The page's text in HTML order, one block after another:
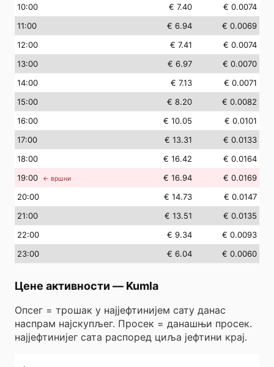
10:00 € 7.40
€ 0.0074
11:00 € 6.94
€ 0.0069
12:00 € 7.41
€ 0.0074
13:00 € 6.97
€ 0.0070
14:00 € 7.13
€ 0.0071
15:00 € 8.20
€ 0.0082
16:00 € 10.05
€ 0.0101
17:00 € 13.31
€ 0.0133
18:00 € 16.42
€ 0.0164
19:00 ← вршни € 16.94
€ 0.0169
20:00 € 14.73
€ 0.0147
21:00 € 13.51
€ 0.0135
22:00 € 9.34
€ 0.0093
23:00 € 6.04 € 0.0060
Цене активности — Kumla
Опсег = трошак у најјефтинијем сату данас
наспрам најскупљег. Просек = данашњи просек.
најјефтинијег сата распоред циља јефтини крај.